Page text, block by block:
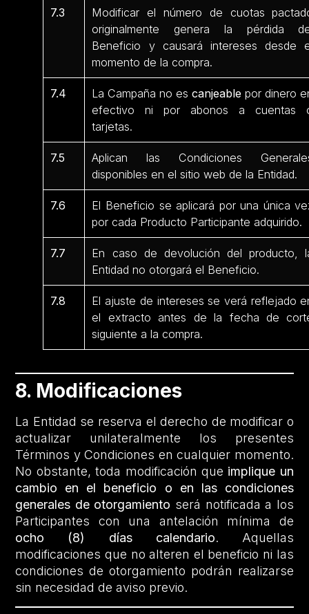
7.3
Modificar el número de cuotas
originalmente genera la pérdida
Beneficio y causará intereses desde
momento de la compra.
7.4 La Campaña no escanjeable por dinero
efectivo ni por abonos a cuentas
tarjetas.
7.5
Aplican las Condiciones
disponibles en el sitio web de la Entidad.
7.6
El Beneficio se aplicará por una única
por cada Producto Participante adquirido.
7.7
En caso de devolución del producto,
Entidad no otorgará el Beneficio.
7.8
El ajuste de intereses se verá reflejado
el extracto antes de la fecha de
siguiente a la compra.
8. Modificaciones
La Entidad se reserva el derecho de modificar o
actualizar unilateralmente los presentes
Términos y Condiciones en cualquier momento.
No obstante, toda modificación que implique un
cambio en el beneficio o en las condiciones
generales de otorgamiento será notificada a los
Participantes con una antelación mínima de
ocho (8) días calendario. Aquellas
modificaciones que no alteren el beneficio ni las
condiciones de otorgamiento podrán realizarse
sin necesidad de aviso previo.